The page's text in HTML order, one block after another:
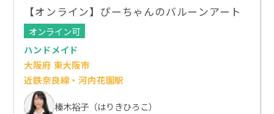
【オンライン】ぴーちゃんのバルーンアート
オンライン可
ハンドメイド
大阪府 東大阪市
近鉄奈良線・河内花園駅
榛木裕子（はりきひろこ）